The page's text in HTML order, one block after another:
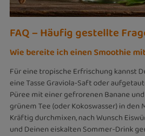
FAQ – Häufig gestellte
Wie bereite ich einen Smoothie
Für eine tropische Erfrischung kannst
eine Tasse Graviola-Saft oder
Püree mit einer gefrorenen Banane
grünem Tee (oder Kokoswasser) in den
Kräftig durchmixen, nach Wunsch
und Deinen eiskalten Sommer-Drink